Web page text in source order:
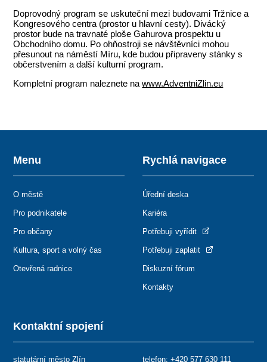
Doprovodný program se uskuteční mezi budovami Tržnice a
Kongresového centra (prostor u hlavní cesty). Divácký
prostor bude na travnaté ploše Gahurova prospektu u
Obchodního domu. Po ohňostroji se návštěvníci mohou
přesunout na náměstí Míru, kde budou připraveny stánky s
občerstvením a další kulturní program.
Kompletní program naleznete nawww.AdventniZlin.eu
Kontaktní spojení
statutární město Zlín
telefon: +420 577 630 111
Menu
O městě
Pro podnikatele
Pro občany
Kultura, sport a volný čas
Otevřená radnice
Rychlá navigace
Úřední deska
Kariéra
Potřebuji vyřídit
Potřebuji zaplatit
Diskuzní fórum
Kontakty